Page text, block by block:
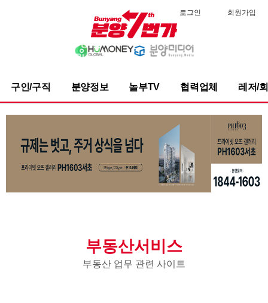
로그인 회원가입
구인/구직 분양정보 놀부TV 협력업체 레저/
부동산서비스
부동산 업무 관련 사이트